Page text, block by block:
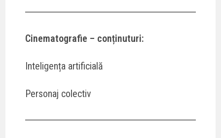
Cinematografie – conținuturi:
Inteligența artificială
Personaj colectiv